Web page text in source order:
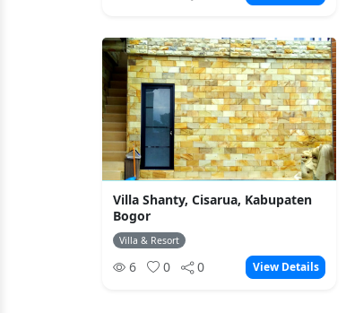
Villa Shanty, Cisarua, Kabupaten
Bogor
Villa & Resort
6 0 0 View Details